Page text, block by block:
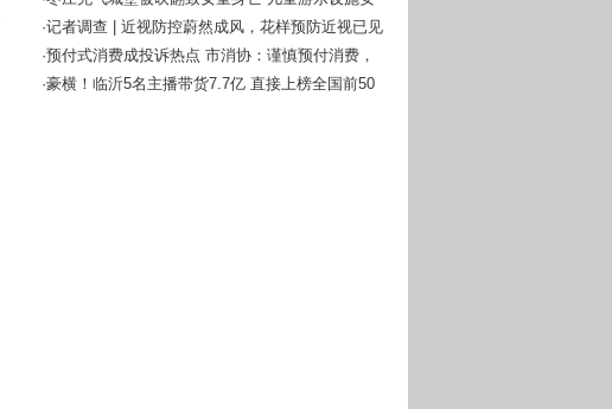
全警钟再次被敲响！
·记者调查 | 近视防控蔚然成风，花样预防近视已见
成效
·预付式消费成投诉热点 市消协：谨慎预付消费，
增强风险意识
·豪横！临沂5名主播带货7.7亿 直接上榜全国前50